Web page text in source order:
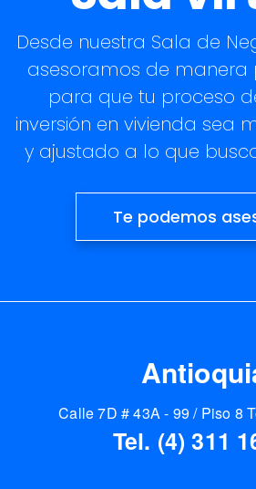
Desde nuestra Sala de
asesoramos de manera
para que tu proceso
inversión en vivienda sea
y ajustado a lo que
Te podemos
Calle 7D # 43A - 99 / Piso 8
Tel. (4) 311